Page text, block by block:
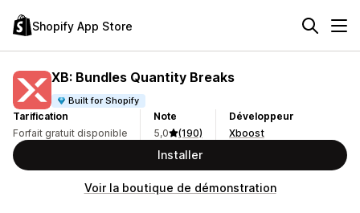
Shopify App Store
XB: Bundles Quantity Breaks
Built for Shopify
Tarification
Forfait gratuit disponible
Note
5,0
(190)
Développeur
Xboost
Installer
Voir la boutique de démonstration